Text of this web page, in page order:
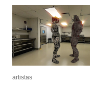
artistas
artistas